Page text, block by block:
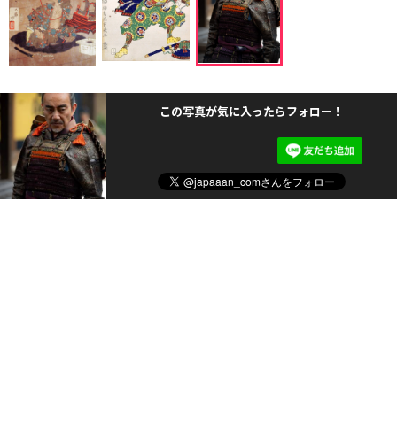
この写真が気に入ったらフォロー！